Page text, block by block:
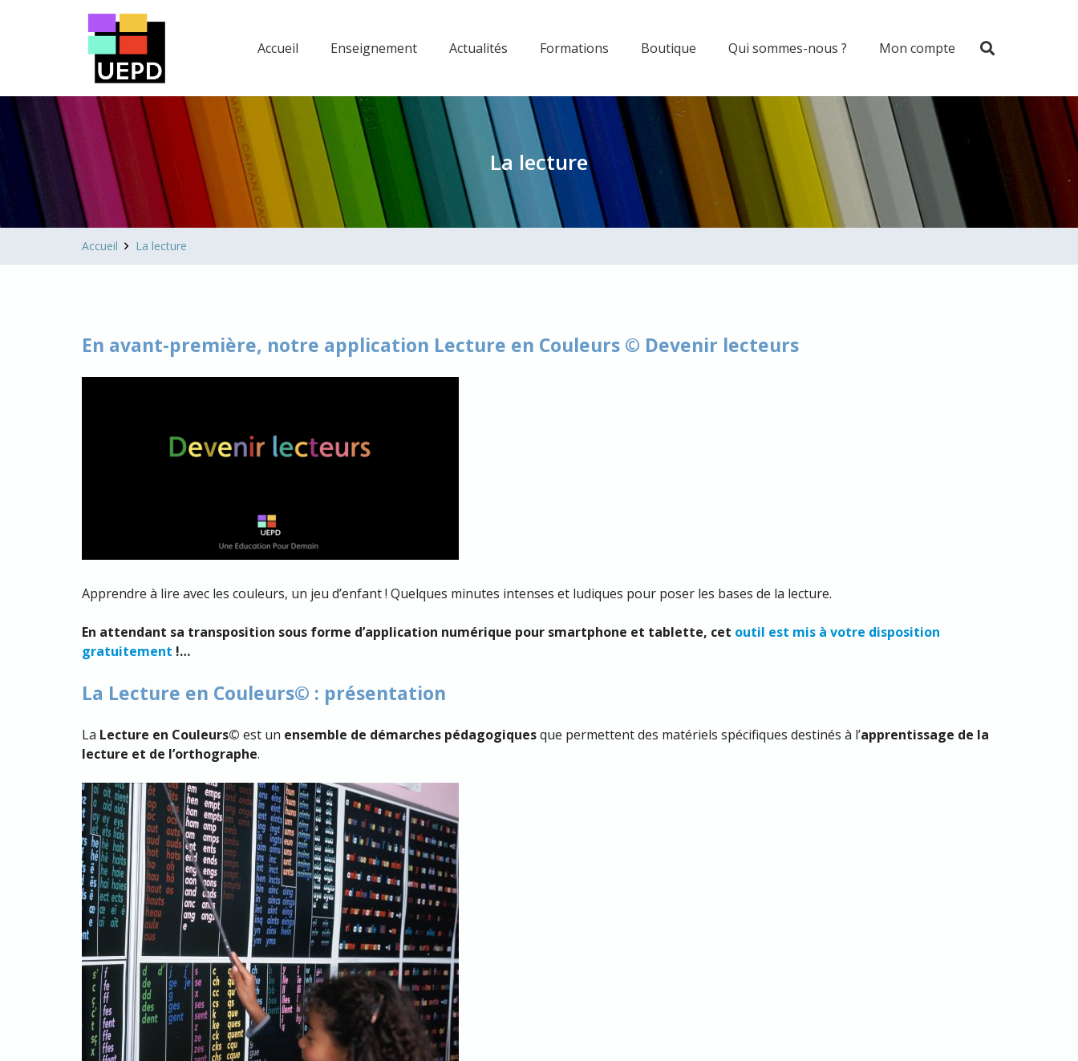
Accueil Enseignement Actualités Formations Boutique Qui sommes-nous ? Mon compte
La lecture
Accueil La lecture
En avant-première, notre application Lecture en Couleurs © Devenir lecteurs
Apprendre à lire avec les couleurs, un jeu d’enfant ! Quelques minutes intenses et ludiques pour poser les bases de la lecture.
En attendant sa transposition sous forme d’application numérique pour smartphone et tablette, cet outil est mis à votre disposition
gratuitement !…
La Lecture en Couleurs© : présentation
La Lecture en Couleurs© est un ensemble de démarches pédagogiquesque permettent des matériels spécifiques destinés à l’apprentissage de la
lecture et de l’orthographe.